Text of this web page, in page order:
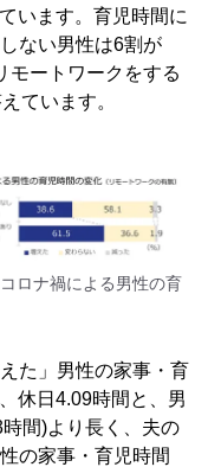
います。育児時間に
ない男性は6割が
モートワークをする
ています。
ロナ禍による男性の育
た」男性の家事・育
休日4.09時間と、男
間)より長く、夫の
の家事・育児時間